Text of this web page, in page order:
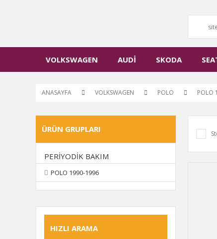
VOLKSWAGEN AUDİ SKODA
ANASAYFA VOLKSWAGEN POLO POLO
ÜRÜN GRUPLARI
PERİYODİK BAKIM
POLO 1990-1996
HIZLI ARAMA